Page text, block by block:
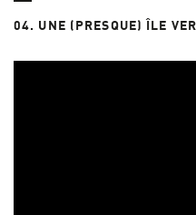
04. UNE (PRESQUE) ÎLE